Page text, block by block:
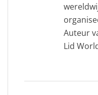
Auteur
Lid